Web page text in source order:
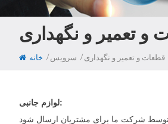
و تعمیر و نگهداری
خانه / سرویس / قطعات و تعمیر و نگهداری
لوازم جانبی: